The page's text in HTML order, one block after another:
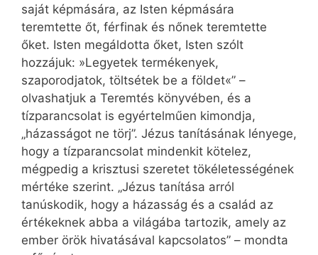
saját képmására, az Isten képmására
teremtette őt, férfinak és nőnek teremtette
őket. Isten megáldotta őket, Isten szólt
hozzájuk: »Legyetek termékenyek,
szaporodjatok, töltsétek be a földet«” –
olvashatjuk a Teremtés könyvében, és a
tízparancsolat is egyértelműen kimondja,
„házasságot ne törj”. Jézus tanításának lényege,
hogy a tízparancsolat mindenkit kötelez,
mégpedig a krisztusi szeretet tökéletességének
mértéke szerint. „Jézus tanítása arról
tanúskodik, hogy a házasság és a család az
értékeknek abba a világába tartozik, amely az
ember örök hivatásával kapcsolatos” – mondta